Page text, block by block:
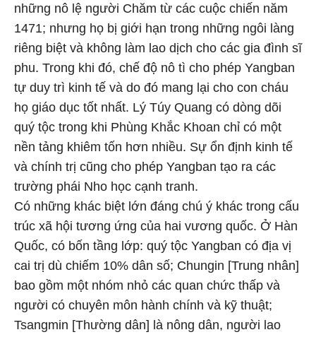
những nô lệ người Chăm từ các cuộc chiến năm
1471; nhưng họ bị giới hạn trong những ngôi làng
riêng biệt và không làm lao dịch cho các gia đình sĩ
phu. Trong khi đó, chế độ nô tì cho phép Yangban
tự duy trì kinh tế và do đó mang lại cho con cháu
họ giáo dục tốt nhất. Lý Túy Quang có dòng dõi
quý tộc trong khi Phùng Khắc Khoan chỉ có một
nền tảng khiêm tốn hơn nhiều. Sự ổn định kinh tế
và chính trị cũng cho phép Yangban tạo ra các
trường phái Nho học cạnh tranh.
Có những khác biệt lớn đáng chú ý khác trong cấu
trúc xã hội tương ứng của hai vương quốc. Ở Hàn
Quốc, có bốn tầng lớp: quý tộc Yangban có địa vị
cai trị dù chiếm 10% dân số; Chungin [Trung nhân]
bao gồm một nhóm nhỏ các quan chức thấp và
người có chuyên môn hành chính và kỹ thuật;
Tsangmin [Thường dân] là nông dân, người lao